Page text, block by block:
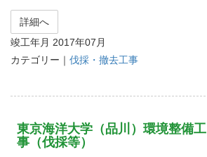
詳細へ
竣工年月 2017年07月
カテゴリー｜ 伐採・撤去工事
東京海洋大学（品川）環境整備工
事（伐採等）